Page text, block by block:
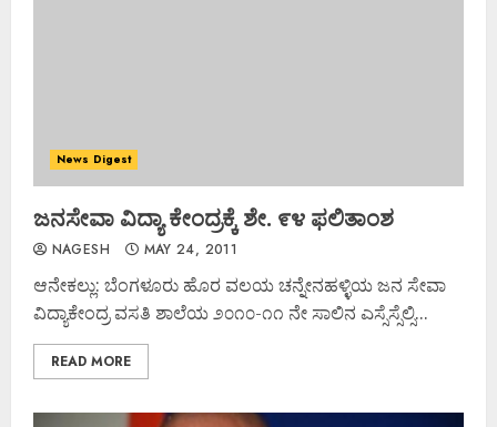
News Digest
ಜನಸೇವಾ ವಿದ್ಯಾ ಕೇಂದ್ರಕ್ಕೆ ಶೇ. ೯೪ ಫಲಿತಾಂಶ
NAGESH MAY 24, 2011
ಆನೇಕಲ್ಲು: ಬೆಂಗಳೂರು ಹೊರ ವಲಯ ಚನ್ನೇನಹಳ್ಳಿಯ ಜನ ಸೇವಾ
ವಿದ್ಯಾಕೇಂದ್ರ ವಸತಿ ಶಾಲೆಯ ೨೦೧೦-೧೧ ನೇ ಸಾಲಿನ ಎಸ್ಸೆಸ್ಸೆಲ್ಸಿ...
READ MORE